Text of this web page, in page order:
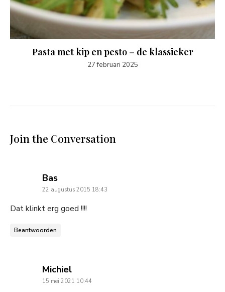
Pasta met kip en pesto – de klassieker
27 februari 2025
Join the Conversation
Bassays:
22 augustus 2015 18:43
Dat klinkt erg goed !!!!
Beantwoorden
Michielsays:
15 mei 2021 10:44